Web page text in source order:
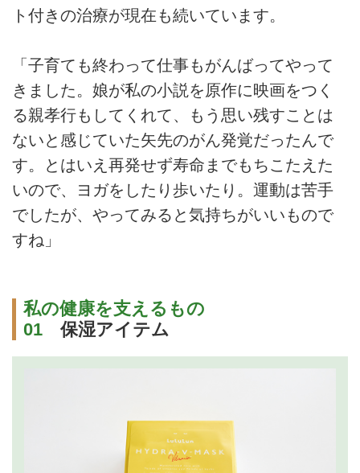
ト付きの治療が現在も続いています。
「子育ても終わって仕事もがんばってやって
きました。娘が私の小説を原作に映画をつく
る親孝行もしてくれて、もう思い残すことは
ないと感じていた矢先のがん発覚だったんで
す。とはいえ再発せず寿命までもちこたえた
いので、ヨガをしたり歩いたり。運動は苦手
でしたが、やってみると気持ちがいいもので
すね」
私の健康を支えるもの
01保湿アイテム